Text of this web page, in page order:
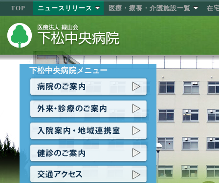
下松中央病院メニュー
TOP ニュースリリース 医療・療養・介護施設一覧 在